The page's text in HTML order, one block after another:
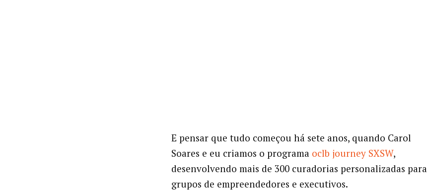
E pensar que tudo começou há sete anos, quando Carol
Soares e eu criamos o programaoclb journey SXSW,
desenvolvendo mais de 300 curadorias personalizadas para
grupos de empreendedores e executivos.